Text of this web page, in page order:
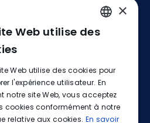
Informations légales
Passez à EasyBiz
Services de facturation
Services de paie
ENGLISH
GERMAN
×
Web utilise des
Web utilise des cookies pour
l'expérience utilisateur. En
notre site Web, vous acceptez
cookies conformément à notre
relative aux cookies. En savoir